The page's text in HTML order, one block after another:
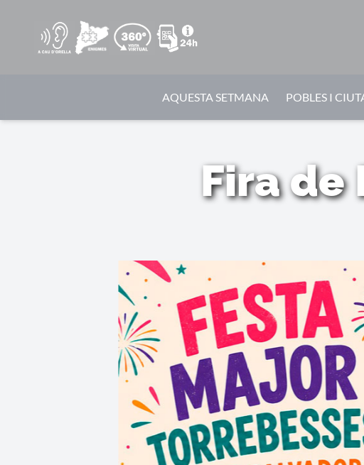
AQUESTA SETMANA POBLES I
Fira de